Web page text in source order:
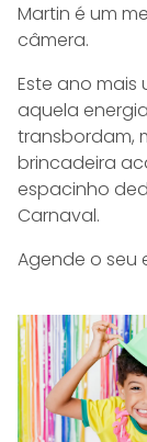
Martin é um
câmera.
Este ano mais
aquela
transbordam,
brincadeira
espacinho
Carnaval.
Agende o seu